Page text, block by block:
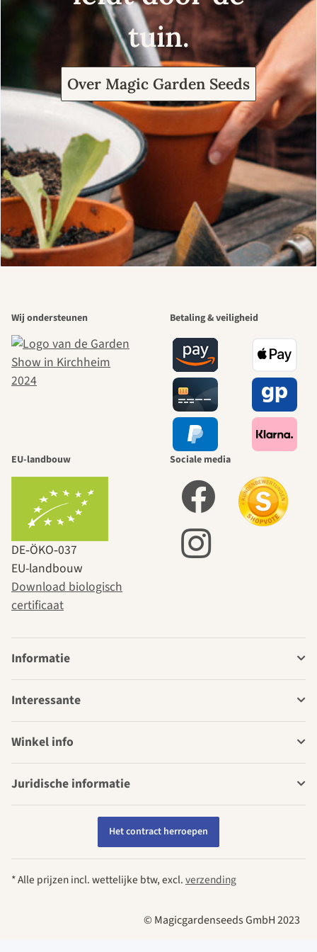
tuin.
Over Magic Garden Seeds
Wij ondersteunen Betaling & veiligheid
EU-landbouw
DE‑ÖKO‑037
EU-landbouw
Download biologisch
certificaat
Sociale media
Informatie
Interessante
Winkel info
Juridische informatie
Het contract herroepen
* Alle prijzen incl. wettelijke btw, excl.verzending
© Magicgardenseeds GmbH 2023